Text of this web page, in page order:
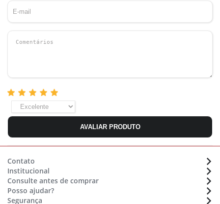
AVALIAR PRODUTO
Contato
Atendimento:(48) 36470633
Whatsapp: (48) 9 9154 7702
E-mail:
sac@eletrolar.com.br
Institucional
Sobre a Eletrolar
Nossas lojas - Trabalhe conosco
Consulte antes de comprar
Formas de pagamento
Posso ajudar?
Segurança